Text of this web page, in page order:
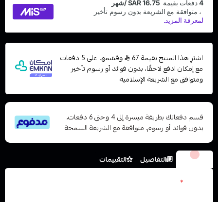
اشترِ هذا المنتج بقيمة 67
وقسّمها على 5 دفعات
مع إمكان ادفع لاحقًا، بدون فوائد أو رسوم تأخير
ومتوافق مع الشريعة الإسلامية
قسم دفعاتك بطريقة ميسرة إلى 4 وحتى 6 دفعات،
بدون فوائد أو رسوم. متوافقة مع الشريعة السمحة
الخيارات التفاصيل
التقييمات
*